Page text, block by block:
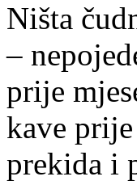
Ništa
–
prije
kave
prekida i